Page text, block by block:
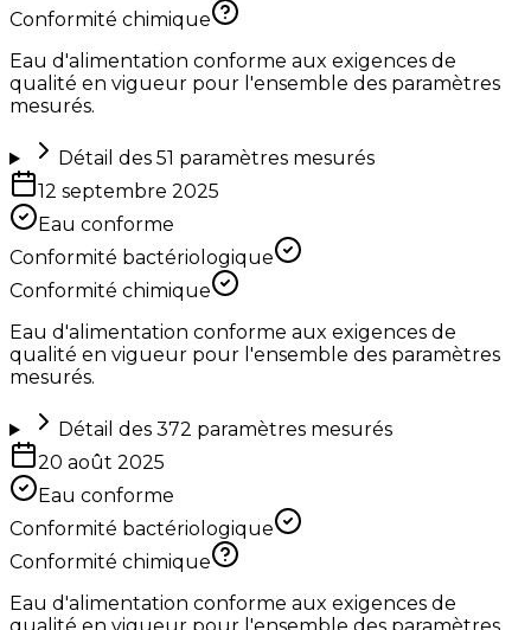
Conformité chimique
Eau d'alimentation conforme aux exigences de
qualité en vigueur pour l'ensemble des paramètres
mesurés.
Détail des 51 paramètres mesurés
12 septembre 2025
Eau conforme
Conformité bactériologique
Conformité chimique
Eau d'alimentation conforme aux exigences de
qualité en vigueur pour l'ensemble des paramètres
mesurés.
Détail des 372 paramètres mesurés
20 août 2025
Eau conforme
Conformité bactériologique
Conformité chimique
Eau d'alimentation conforme aux exigences de